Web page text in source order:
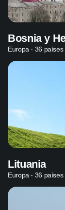
Bosnia y
Europa - 36 países
Lituania
Europa - 36 países